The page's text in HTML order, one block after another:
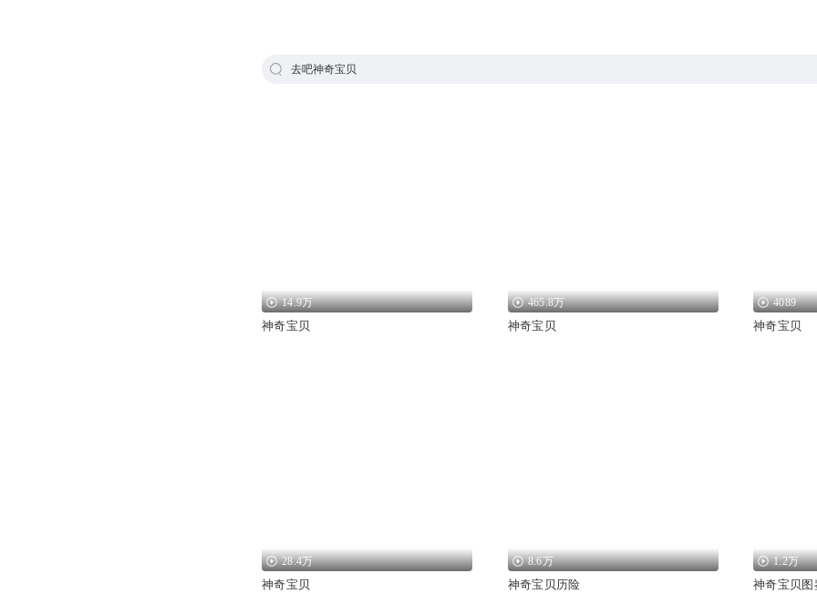
去吧神奇宝贝
14.9万
神奇宝贝
465.8万
神奇宝贝
4089
神奇宝贝
28.4万
神奇宝贝
8.6万
神奇宝贝历险
1.2万
神奇宝贝图